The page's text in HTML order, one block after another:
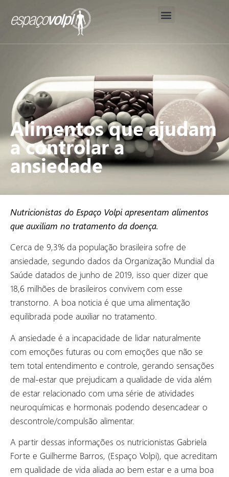
Alimentos que ajudam
a controlar a
ansiedade
Nutricionistas do Espaço Volpi apresentam alimentos
que auxiliam no tratamento da doença.
Cerca de 9,3% da população brasileira sofre de
ansiedade, segundo dados da Organização Mundial da
Saúde datados de junho de 2019, isso quer dizer que
18,6 milhões de brasileiros convivem com esse
transtorno. A boa noticia é que uma alimentação
equilibrada pode auxiliar no tratamento.
A ansiedade é a incapacidade de lidar naturalmente
com emoções futuras ou com emoções que não se
tem total entendimento e controle, gerando sensações
de mal-estar que prejudicam a qualidade de vida além
de estar relacionado com uma série de atividades
neuroquímicas e hormonais podendo desencadear o
descontrole/compulsão alimentar.
A partir dessas informações os nutricionistas Gabriela
Forte e Guilherme Barros, (Espaço Volpi), que acreditam
em qualidade de vida aliada ao bem estar e a uma boa